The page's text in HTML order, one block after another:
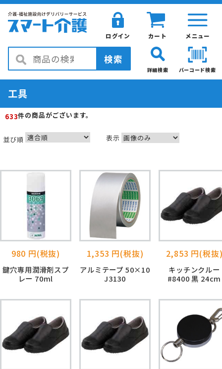
メニュー
カート
ログイン
検索
バーコード検索
詳細検索
工具
633件の商品がございます。
並び順 表示
980 円(税抜)
鍵穴専用潤滑剤スプ
レー 70ml
1,353 円(税抜)
アルミテープ 50×10
J3130
2,853 円(税抜
キッチンクルー
#8400 黒 24cm